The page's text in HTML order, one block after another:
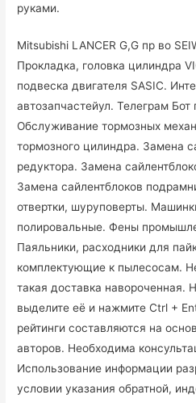
руками.
Mitsubishi LANCER G,G пр во
Прокладка, головка цилиндра
подвеска двигателя SASIC.
автозапчастейул. Телеграм Бот
Обслуживание тормозных
тормозного цилиндра. Замена
редуктора. Замена
Замена сайлентблоков
отвертки, шуруповерты.
полировальные. Фены
Паяльники, расходники для
комплектующие к пылесосам.
такая доставка навороченная.
выделите её и нажмите Ctrl +
рейтинги составляются на
авторов. Необходима
Использование информации
условии указания обратной,